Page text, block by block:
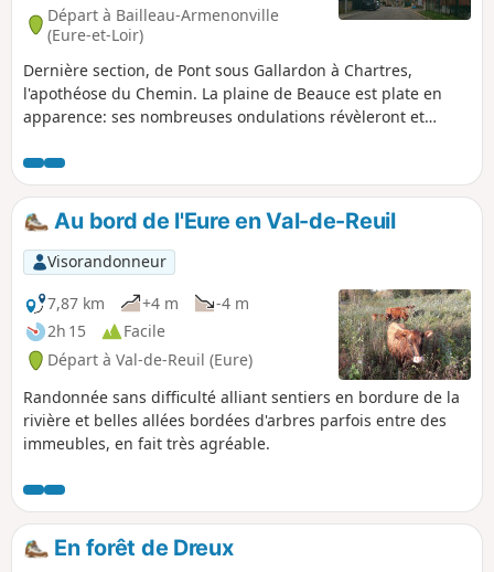
Départ à Bailleau-Armenonville
(Eure-et-Loir)
Dernière section, de Pont sous Gallardon à Chartres,
l'apothéose du Chemin. La plaine de Beauce est plate en
apparence: ses nombreuses ondulations révèleront et
Cathédrale. Le Chemin Charles Péguy a été créé par l'Amitié
Charles Péguy avec le concours de toutes les municipalités
traversées et le soutien du Conseil Départemental d' Eure-
et-Loir.Au bord de l'Eure en Val-de-Reuil
Visorandonneur
7,87 km
+4 m
-4 m
2h 15
Facile
Départ à Val-de-Reuil (Eure)
Randonnée sans difficulté alliant sentiers en bordure de la
rivière et belles allées bordées d'arbres parfois entre des
immeubles, en fait très agréable.
En forêt de Dreux